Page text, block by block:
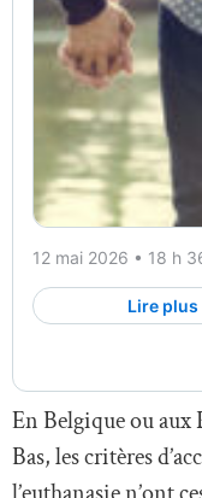
En Belgique ou aux
Bas, les critères